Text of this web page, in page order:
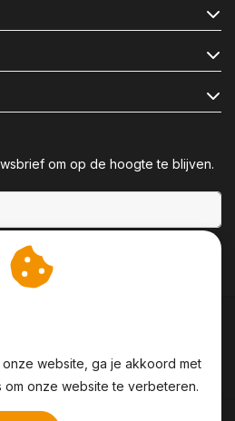
om op de hoogte te blijven.
website, ga je akkoord met
onze website te verbeteren.